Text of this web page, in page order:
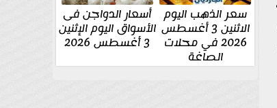
سعر الذهب اليوم
الاثنين 3 أغسطس
2026 في محلات
الصاغة
أسعار الدواجن فى
الأسواق اليوم الإثنين
3 أغسطس 2026